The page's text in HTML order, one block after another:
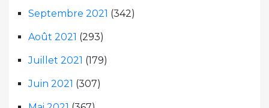
Septembre 2021 (342)
Août 2021 (293)
Juillet 2021 (179)
Juin 2021 (307)